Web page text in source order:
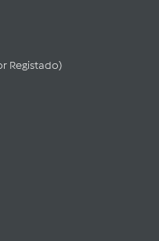
Registado)